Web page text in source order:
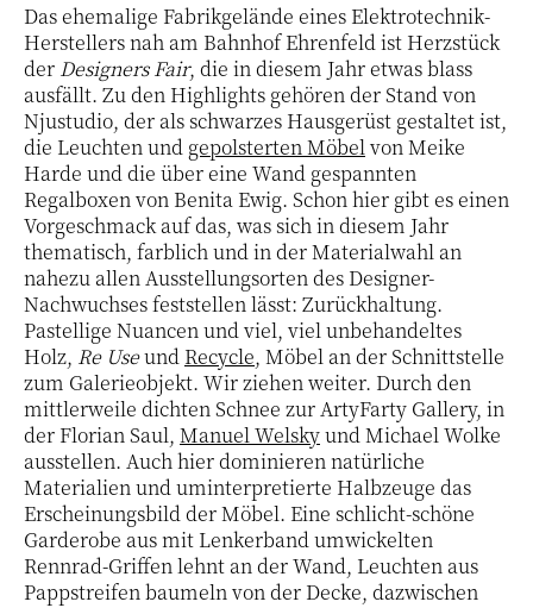
Das ehemalige Fabrikgelände eines Elektrotechnik-
Herstellers nah am Bahnhof Ehrenfeld ist Herzstück
der Designers Fair, die in diesem Jahr etwas blass
ausfällt. Zu den Highlights gehören der Stand von
Njustudio, der als schwarzes Hausgerüst gestaltet ist,
die Leuchten und gepolsterten Möbelvon Meike
Harde und die über eine Wand gespannten
Regalboxen von Benita Ewig. Schon hier gibt es einen
Vorgeschmack auf das, was sich in diesem Jahr
thematisch, farblich und in der Materialwahl an
nahezu allen Ausstellungsorten des Designer-
Nachwuchses feststellen lässt: Zurückhaltung.
Pastellige Nuancen und viel, viel unbehandeltes
Holz, Re Useund Recycle, Möbel an der Schnittstelle
zum Galerieobjekt. Wir ziehen weiter. Durch den
mittlerweile dichten Schnee zur ArtyFarty Gallery, in
der Florian Saul, Manuel Welskyund Michael Wolke
ausstellen. Auch hier dominieren natürliche
Materialien und uminterpretierte Halbzeuge das
Erscheinungsbild der Möbel. Eine schlicht-schöne
Garderobe aus mit Lenkerband umwickelten
Rennrad-Griffen lehnt an der Wand, Leuchten aus
Pappstreifen baumeln von der Decke, dazwischen